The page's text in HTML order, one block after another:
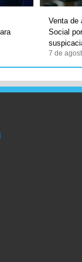
Venta de
Social
7 de